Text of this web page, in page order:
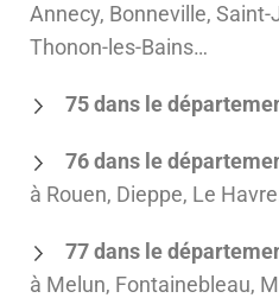
Annecy, Bonneville,
Thonon-les-Bains…
75 dans le
76 dans le
à Rouen, Dieppe, Le
77 dans le
à Melun, Fontainebleau,